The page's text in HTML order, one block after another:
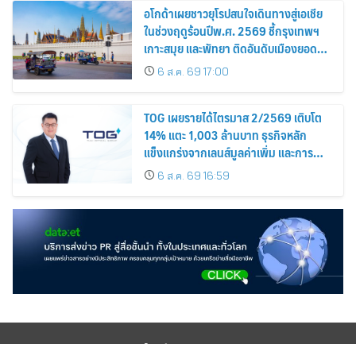
อโกด้าเผยชาวยุโรปสนใจเดินทางสู่เอเชีย
ในช่วงฤดูร้อนปีพ.ศ. 2569 ชี้กรุงเทพฯ
เกาะสมุย และพัทยา ติดอันดับเมืองยอด
นิยม6 ส.ค. 69 17:00
TOG เผยรายได้ไตรมาส 2/2569 เติบโต
14% แตะ 1,003 ล้านบาท ธุรกิจหลัก
แข็งแกร่งจากเลนส์มูลค่าเพิ่ม และการ
ขยายตลาดต่างประเทศ พร้อมเดินหน้า
ลงทุนเพื่อการเติบโตระยะยาว
6 ส.ค. 69 16:59